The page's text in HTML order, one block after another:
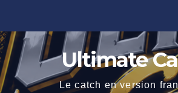
Ultimate
Le catch en version